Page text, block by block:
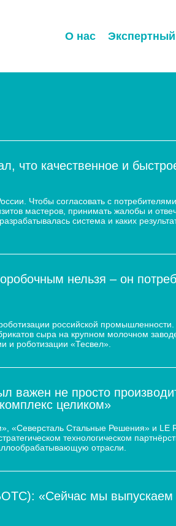
О нас
что качественное и
Чтобы согласовать с
мастеров, принимать жалобы и
система и каких
нельзя – он
российской
сыра на крупном молочном
и роботизации «Тесвел».
не просто
целиком»
«Северсталь Стальные Решения» и LE
технологическом
отрасли.
«Сейчас мы выпускаем